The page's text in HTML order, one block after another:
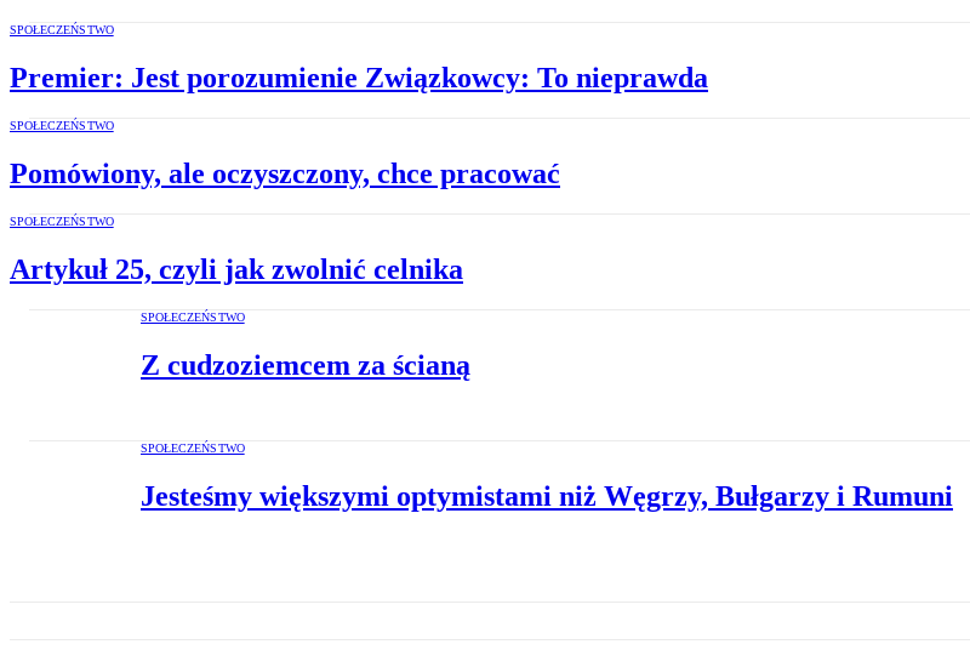
SPOŁECZEŃSTWO
Premier: Jest porozumienie Związkowcy: To nieprawda
SPOŁECZEŃSTWO
Pomówiony, ale oczyszczony, chce pracować
SPOŁECZEŃSTWO
Artykuł 25, czyli jak zwolnić celnika
SPOŁECZEŃSTWO
Z cudzoziemcem za ścianą
SPOŁECZEŃSTWO
Jesteśmy większymi optymistami niż Węgrzy, Bułgarzy i Rumuni